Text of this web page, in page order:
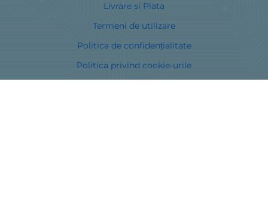
Livrare si Plata
Termeni de utilizare
Politica de confidențialitate
Politica privind cookie-urile